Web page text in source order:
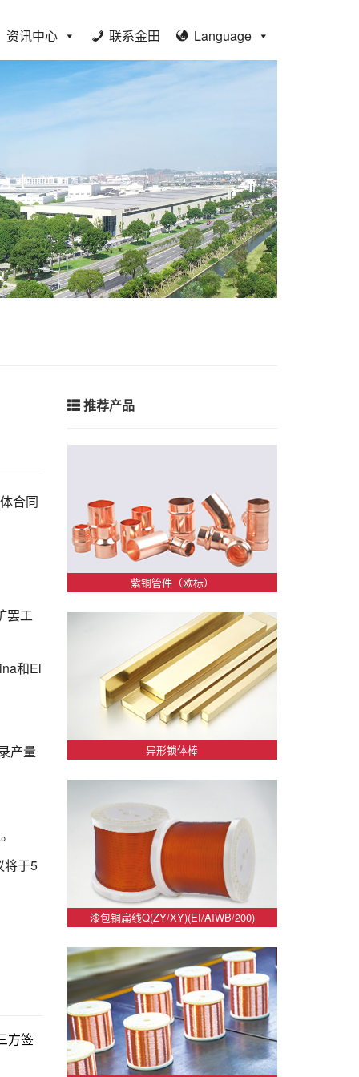
资讯中心 联系金田 Language
合同
罢工
和El
产量
将于5
方签
推荐产品
紫铜管件（欧标）
异形锁体棒
漆包铜扁线Q(ZY/XY)(EI/AIWB/200)